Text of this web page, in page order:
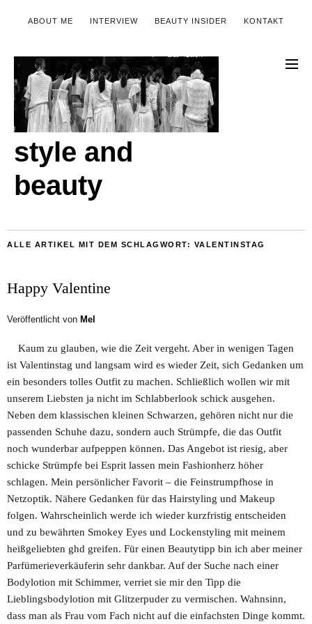
ABOUT ME INTERVIEW BEAUTY INSIDER KONTAKT
style and
beauty
ALLE ARTIKEL MIT DEM SCHLAGWORT: VALENTINSTAG
Happy Valentine
Veröffentlicht von Mel
Kaum zu glauben, wie die Zeit vergeht. Aber in wenigen Tagen
ist Valentinstag und langsam wird es wieder Zeit, sich Gedanken um
ein besonders tolles Outfit zu machen. Schließlich wollen wir mit
unserem Liebsten ja nicht im Schlabberlook schick ausgehen.
Neben dem klassischen kleinen Schwarzen, gehören nicht nur die
passenden Schuhe dazu, sondern auch Strümpfe, die das Outfit
noch wunderbar aufpeppen können. Das Angebot ist riesig, aber
schicke Strümpfe bei Esprit lassen mein Fashionherz höher
schlagen. Mein persönlicher Favorit – die Feinstrumpfhose in
Netzoptik. Nähere Gedanken für das Hairstyling und Makeup
folgen. Wahrscheinlich werde ich wieder kurzfristig entscheiden
und zu bewährten Smokey Eyes und Lockenstyling mit meinem
heißgeliebten ghd greifen. Für einen Beautytipp bin ich aber meiner
Parfümerieverkäuferin sehr dankbar. Auf der Suche nach einer
Bodylotion mit Schimmer, verriet sie mir den Tipp die
Lieblingsbodylotion mit Glitzerpuder zu vermischen. Wahnsinn,
dass man als Frau vom Fach nicht auf die einfachsten Dinge kommt.